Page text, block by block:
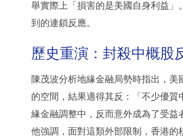
舉實際上「損害的是美國自身利益
到的連鎖反應。
歷史重演：封殺中概股
陳茂波分析地緣金融局勢時指出，
的空間，結果適得其反：「不少優
緣金融調整中，反而意外成為了受益
他強調，面對這類外部限制，香港